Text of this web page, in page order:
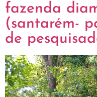
fazenda
(santarém-
de